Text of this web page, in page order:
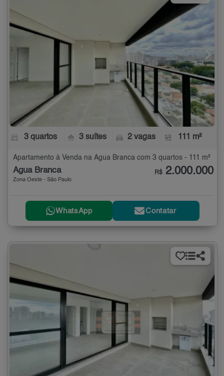
3 quartos 3 suítes 2 vagas 111 m²
Apartamento à Venda na Água Branca com 3 quartos - 111 m²
Água Branca
Zona Oeste - São Paulo
R$ 2.000.000
WhatsApp Contatar